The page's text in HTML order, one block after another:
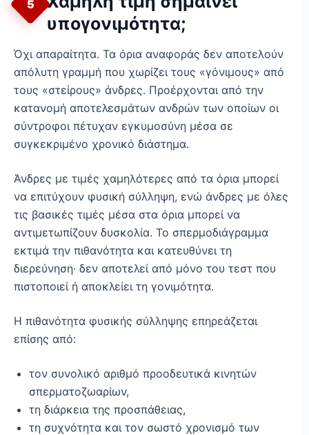
5
υπογονιμότητα;
Όχι απαραίτητα. Τα όρια αναφοράς δεν αποτελούν
απόλυτη γραμμή που χωρίζει τους «γόνιμους» από
τους «στείρους» άνδρες. Προέρχονται από την
κατανομή αποτελεσμάτων ανδρών των οποίων οι
σύντροφοι πέτυχαν εγκυμοσύνη μέσα σε
συγκεκριμένο χρονικό διάστημα.
Άνδρες με τιμές χαμηλότερες από τα όρια μπορεί
να επιτύχουν φυσική σύλληψη, ενώ άνδρες με όλες
τις βασικές τιμές μέσα στα όρια μπορεί να
αντιμετωπίζουν δυσκολία. Το σπερμοδιάγραμμα
εκτιμά την πιθανότητα και κατευθύνει τη
διερεύνηση· δεν αποτελεί από μόνο του τεστ που
πιστοποιεί ή αποκλείει τη γονιμότητα.
Η πιθανότητα φυσικής σύλληψης επηρεάζεται
επίσης από:
τον συνολικό αριθμό προοδευτικά κινητών
σπερματοζωαρίων,
τη διάρκεια της προσπάθειας,
τη συχνότητα και τον σωστό χρονισμό των